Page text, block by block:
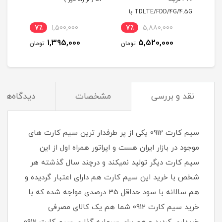
TDLTE/FDD/4G/4.5G با
آی پی استاتیک 6 ماهه
5,880,000 7٪
5,520,000 تومان
1,500,000 7٪
1,395,000 تومان
نقد و بررسی مشخصات دیدگاه‌ها
سیم کارت 0912 یکی از پر طرفدار ترین سیم کارت های
موجود در بازار ایران هست و اپراتور همراه اول از این
سیم کارت دیگر تولید نمیکند و درچند سال گذشته هر
شخص با خرید این سیم کارت هم دارای اعتبار گردیده و
هم سالانه با سود حداقل 35 درصدی مواجه شده که با
خرید سیم کارت 0912 شما هم یک کالای مصرفی